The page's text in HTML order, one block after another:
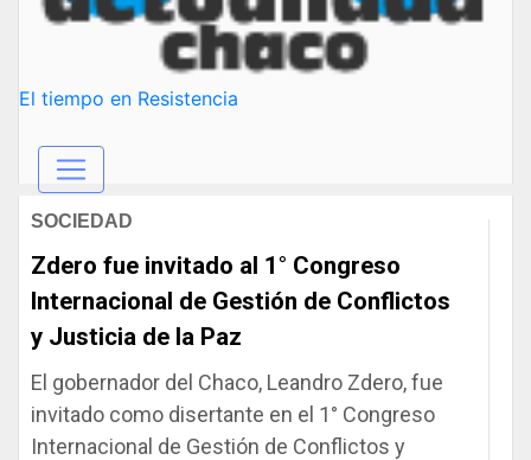
El tiempo en Resistencia
SOCIEDAD
Zdero fue invitado al 1° Congreso
Internacional de Gestión de Conflictos
y Justicia de la Paz
El gobernador del Chaco, Leandro Zdero, fue
invitado como disertante en el 1° Congreso
Internacional de Gestión de Conflictos y